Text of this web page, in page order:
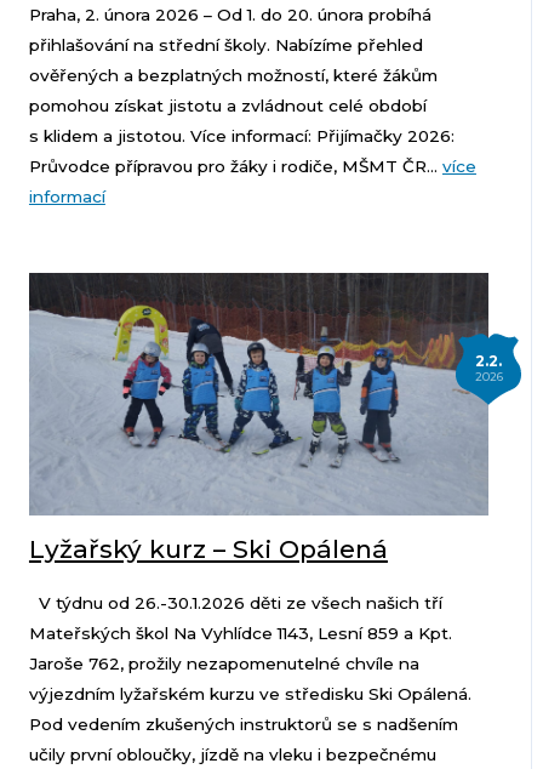
Praha, 2. února 2026 – Od 1. do 20. února probíhá
přihlašování na střední školy. Nabízíme přehled
ověřených a bezplatných možností, které žákům
pomohou získat jistotu a zvládnout celé období
s klidem a jistotou. Více informací: Přijímačky 2026:
Průvodce přípravou pro žáky i rodiče, MŠMT ČR... více
informací
2.2.
2026
Lyžařský kurz – Ski Opálená
V týdnu od 26.-30.1.2026 děti ze všech našich tří
Mateřských škol Na Vyhlídce 1143, Lesní 859 a Kpt.
Jaroše 762, prožily nezapomenutelné chvíle na
výjezdním lyžařském kurzu ve středisku Ski Opálená.
Pod vedením zkušených instruktorů se s nadšením
učily první obloučky, jízdě na vleku i bezpečnému